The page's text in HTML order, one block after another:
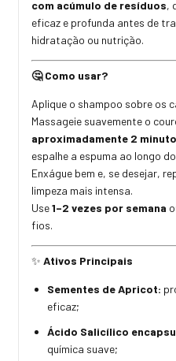
com acúmulo de resíduos,
eficaz e profunda antes de
hidratação ou nutrição.
🤔Como usar?
Aplique o shampoo sobre os
Massageie suavemente o
aproximadamente 2
espalhe a espuma ao longo
Enxágue bem e, se desejar,
limpeza mais intensa.
Use1–2 vezes por semana
fios.
✨ Ativos Principais
Sementes de Apricot:
eficaz;
Ácido Salicílico
química suave;